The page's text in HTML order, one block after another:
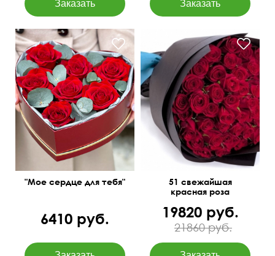
Композиция на оазисе
"Мое сердце для тебя"
6410 руб.
50 см 60 см
51 свежайшая
красная роза
19820 руб.
21860 руб.